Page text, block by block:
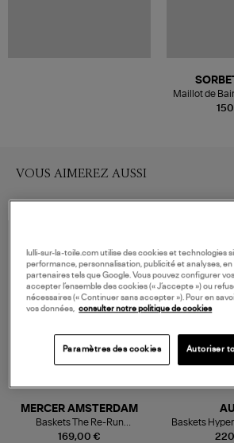
Maillot de
VOUS AIMEREZ AUSSI
169,00 €
MERCER AMSTERDAM
Baskets The Re-Run
Champagne Crème
Baskets
Pon
lulli-sur-la-toile.com utilise des cookies et technologies
performance, personnalisation, publicité et analyses,
partenaires tels que Google. Vous pouvez configurer
accepter l’ensemble des cookies (« J’accepte ») ou
nécessaires (« Continuer sans accepter »). Pour en
vos données, consulter notre politique de cookies
Paramètres des cookies Autoriser